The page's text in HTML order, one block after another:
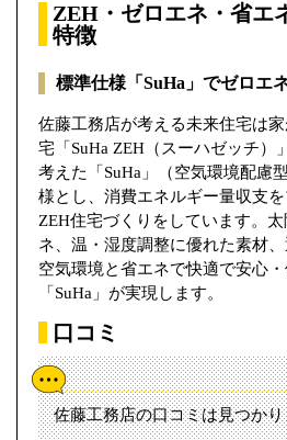
ZEH・ゼロエネ・省エ
特徴
標準仕様「SuHa」でゼロエ
佐藤工務店が考える未来住宅は
宅「SuHa ZEH（スーハゼッチ）
考えた「SuHa」（空気環境配慮
様とし、消費エネルギー量収支
ZEH住宅づくりをしています。
ネ、温・湿度調整に優れた素材、
空気環境と省エネで快適で安心
「SuHa」が実現します。
口コミ
佐藤工務店の口コミは見つか